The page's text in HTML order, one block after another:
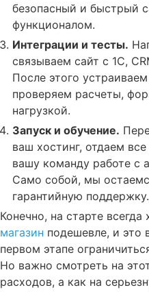
безопасный и быстрый
функционалом.
Интеграции и тесты.
связываем сайт с 1С,
После этого
проверяем расчеты,
нагрузкой.
Запуск и обучение.
ваш хостинг, отдаем
вашу команду работе с
Само собой, мы
гарантийную поддержку.
Конечно, на старте всегда
магазин подешевле, и это
первом этапе
Но важно смотреть на
расходов, а как на